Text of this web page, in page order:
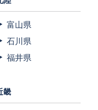
富山県
石川県
福井県
畿